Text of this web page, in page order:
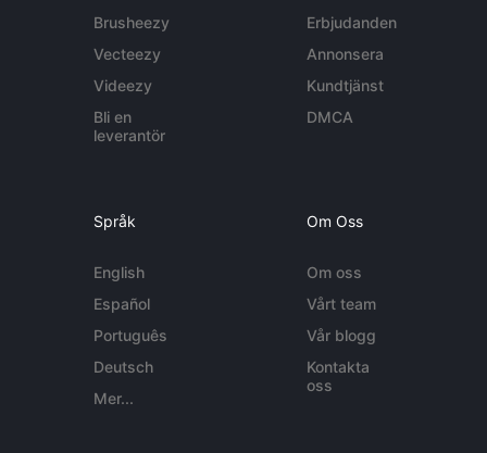
Brusheezy
Vecteezy
Videezy
Bli en
leverantör
Erbjudanden
Annonsera
Kundtjänst
DMCA
Språk
English
Español
Português
Deutsch
Mer...
Om Oss
Om oss
Vårt team
Vår blogg
Kontakta
oss